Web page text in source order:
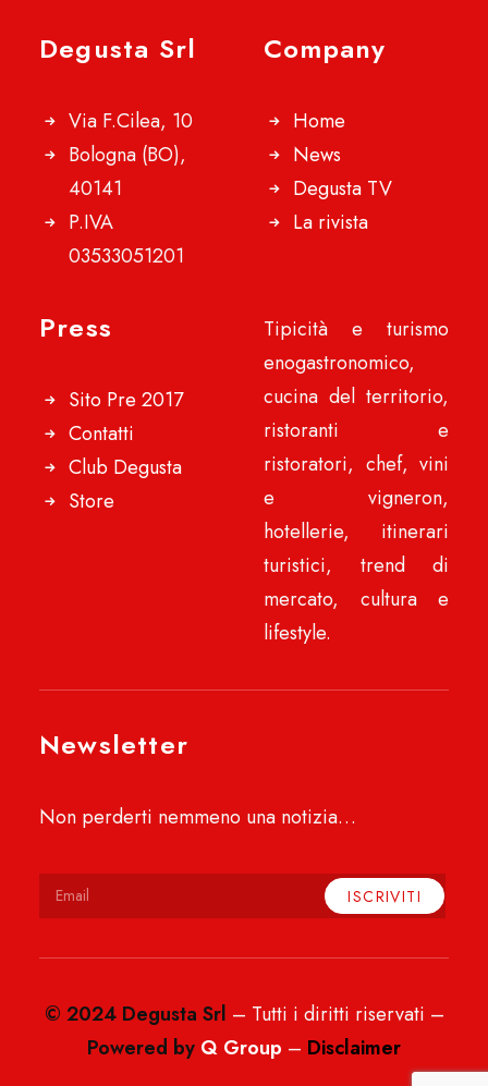
Degusta Srl
Via F.Cilea, 10
Bologna (BO),
40141
P.IVA
03533051201
Company
Home
News
Degusta TV
La rivista
Press
Sito Pre 2017
Contatti
Club Degusta
Store
Tipicità e turismo
enogastronomico,
cucina del territorio,
ristoranti e
ristoratori, chef, vini
e vigneron,
hotellerie, itinerari
turistici, trend di
mercato, cultura e
lifestyle.
Newsletter
Non perderti nemmeno una notizia…
© 2024 Degusta Srl – Tutti i diritti riservati –
Powered by Q Group – Disclaimer